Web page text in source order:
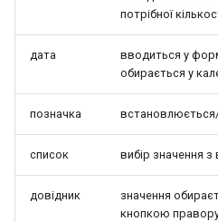
потрібної
дата вводиться у
обирається у
позначка
список вибір значення з
довідник
значення
кнопкою